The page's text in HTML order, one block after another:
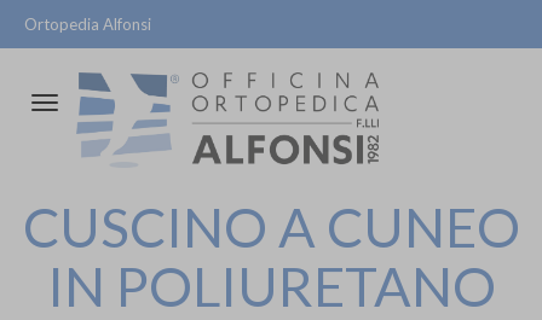
Ortopedia Alfonsi
Attiva/disattiva
navigazione
CUSCINO A CUNEO
IN POLIURETANO